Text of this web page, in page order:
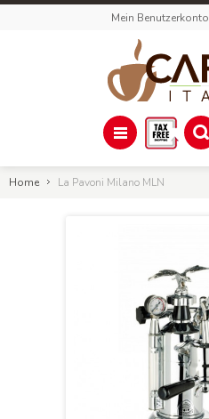
Mein Benutzerkonto
Home La Pavoni Milano MLN